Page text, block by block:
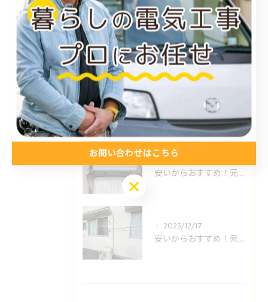
最近の投稿 Recent Posts
2025/12/24
安いからおすすめ！元消防士の倉敷エアコン取り付け業者はUNO設備へ！
2025/12/17
安いからおすすめ！元消防士の岡山エアコン取り付け業者はUNO設備へ！
お問い合わせはこちら
お問い合わせはこちら